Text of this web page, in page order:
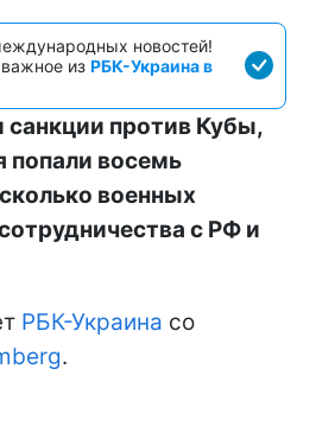
новостей!
из РБК-Украина в
против Кубы,
попали восемь
военных
с РФ и
РБК-Украина со
.